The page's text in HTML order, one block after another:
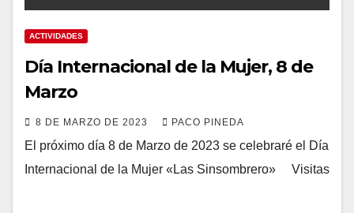
ACTIVIDADES
Día Internacional de la Mujer, 8 de
Marzo
8 DE MARZO DE 2023 PACO PINEDA
El próximo día 8 de Marzo de 2023 se celebraré el Día
Internacional de la Mujer «Las Sinsombrero» Visitas